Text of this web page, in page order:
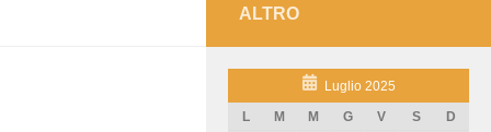
ALTRO
Luglio 2025
L
M M G V S D